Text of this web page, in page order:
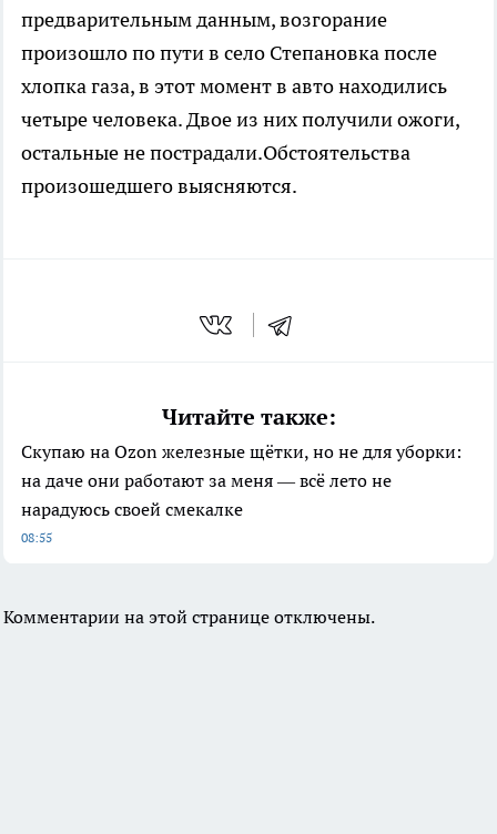
предварительным данным, возгорание
произошло по пути в село Степановка после
хлопка газа, в этот момент в авто находились
четыре человека. Двое из них получили ожоги,
остальные не пострадали.Обстоятельства
произошедшего выясняются.
Читайте также:
Скупаю на Ozon железные щётки, но не для уборки:
на даче они работают за меня — всё лето не
нарадуюсь своей смекалке
08:55
Комментарии на этой странице отключены.